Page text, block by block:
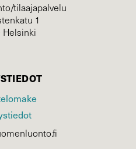
tilaajapalvelu
1
Helsinki